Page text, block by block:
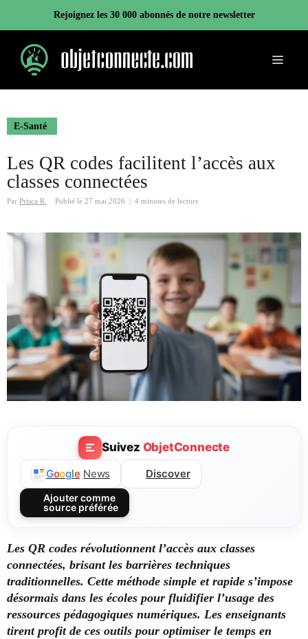
contenu
Rejoignez les 30 000 abonnés de notre newsletter
Menu
E-Santé
Les QR codes facilitent l’accès aux
classes connectées
Par Prisca R. Publié le 27 mai 2026 4 minutes de lecture
Suivez ObjetConnecte
Google News Discover
Ajouter comme
source préférée
Les QR codes révolutionnent l’accès aux classes
connectées, brisant les barrières techniques
traditionnelles. Cette méthode simple et rapide s’impose
désormais dans les écoles pour fluidifier l’usage des
ressources pédagogiques numériques. Les enseignants
tirent profit de ces outils pour optimiser le temps en